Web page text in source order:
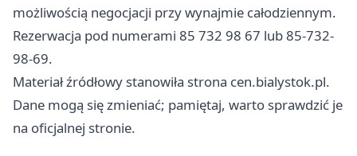
możliwością negocjacji przy wynajmie całodziennym.
Rezerwacja pod numerami 85 732 98 67 lub 85-732-
98-69.
Materiał źródłowy stanowiła strona cen.bialystok.pl.
Dane mogą się zmieniać; pamiętaj, warto sprawdzić je
na oficjalnej stronie.